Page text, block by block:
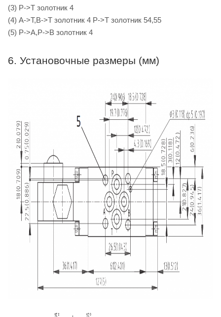
(3) P->T золотник 4
(4) A->T,B->T золотник 4 P->T золотник 54,55
(5) P->A,P->B золотник 4
6. Установочные размеры (мм)